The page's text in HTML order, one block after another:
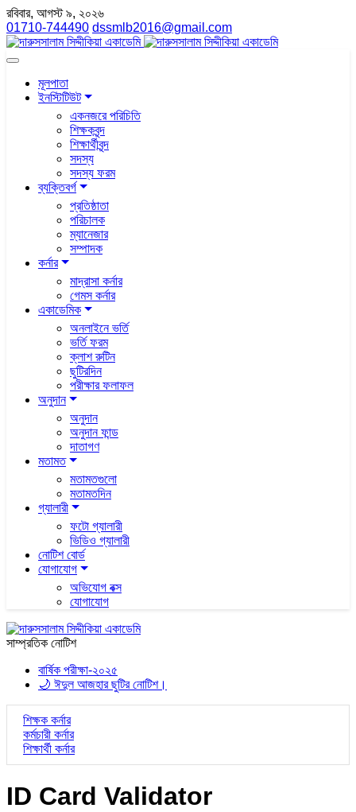
রবিবার, আগস্ট ৯, ২০২৬
01710-744490 dssmlb2016@gmail.com
মূলপাতা
ইনস্টিটিউট
একনজরে পরিচিতি
শিক্ষকবৃন্দ
শিক্ষার্থীবৃন্দ
সদস্য
সদস্য ফরম
ব্যক্তিবর্গ
প্রতিষ্ঠাতা
পরিচালক
ম্যানেজার
সম্পাদক
কর্নার
মাদ্রাসা কর্নার
গেমস কর্নার
একাডেমিক
অনলাইনে ভর্তি
ভর্তি ফরম
ক্লাশ রুটিন
ছুটিরদিন
পরীক্ষার ফলাফল
অনুদান
অনুদান
অনুদান ফান্ড
দাতাগণ
মতামত
মতামতগুলো
মতামতদিন
গ্যালারী
ফটো গ্যালারী
ভিডিও গ্যালারী
নোটিশ বোর্ড
যোগাযোগ
অভিযোগ বক্স
যোগাযোগ
সাম্প্রতিক নোটিশ
বার্ষিক পরীক্ষা-২০২৫
🌙 ঈদুল আজহার ছুটির নোটিশ।
শিক্ষক কর্নার
কর্মচারী কর্নার
শিক্ষার্থী কর্নার
ID Card Validator